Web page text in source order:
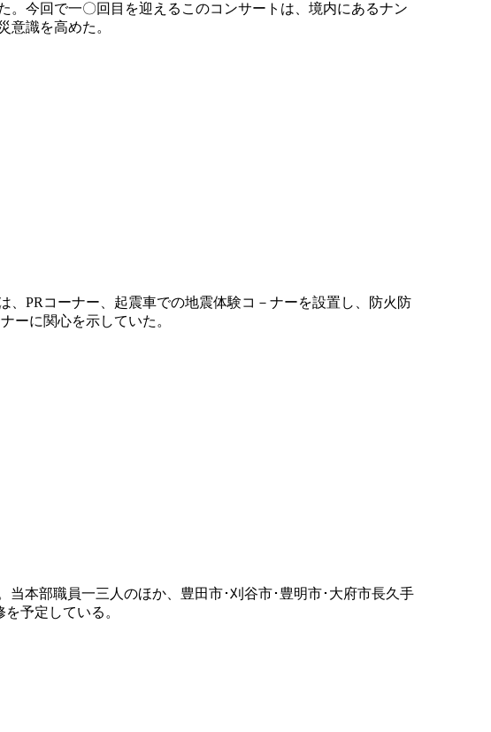
今回で一〇回目を迎えるこのコンサートは、境内にあるナン
意識を高めた。
PRコーナー、起震車での地震体験コ－ナーを設置し、防火防
ーに関心を示していた。
本部職員一三人のほか、豊田市･刈谷市･豊明市･大府市長久手
予定している。